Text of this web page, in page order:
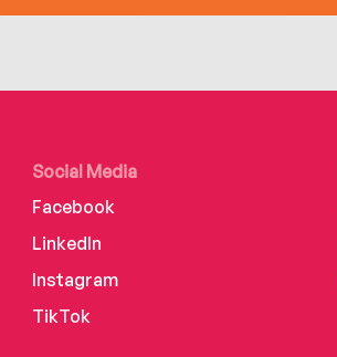
Social Media
Facebook
LinkedIn
Instagram
TikTok